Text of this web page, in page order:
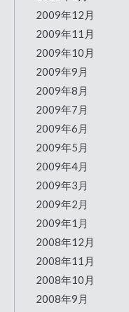
2009年12月
2009年11月
2009年10月
2009年9月
2009年8月
2009年7月
2009年6月
2009年5月
2009年4月
2009年3月
2009年2月
2009年1月
2008年12月
2008年11月
2008年10月
2008年9月